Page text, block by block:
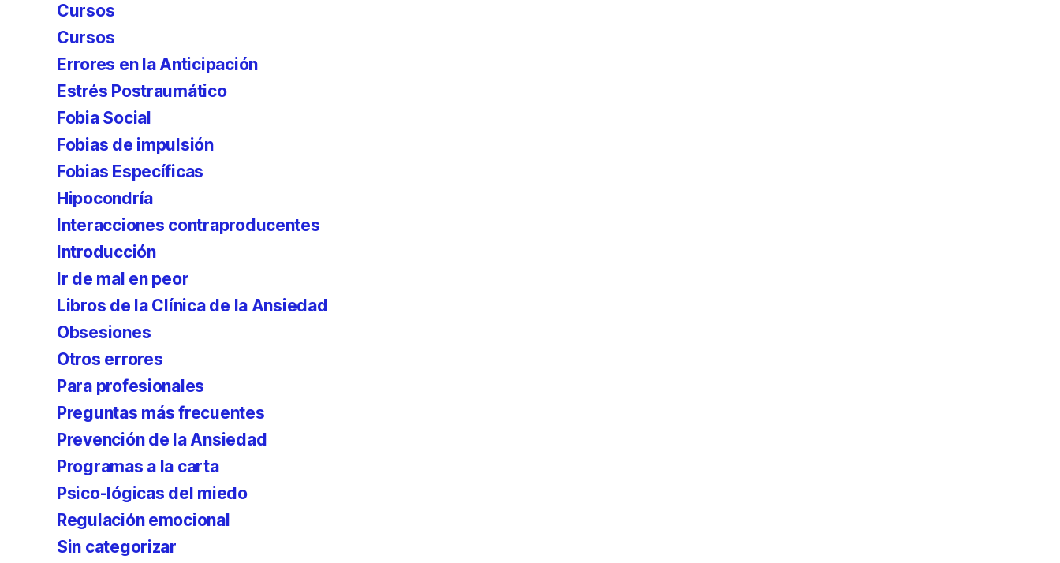
Cursos
Cursos
Errores en la Anticipación
Estrés Postraumático
Fobia Social
Fobias de impulsión
Fobias Específicas
Hipocondría
Interacciones contraproducentes
Introducción
Ir de mal en peor
Libros de la Clínica de la Ansiedad
Obsesiones
Otros errores
Para profesionales
Preguntas más frecuentes
Prevención de la Ansiedad
Programas a la carta
Psico-lógicas del miedo
Regulación emocional
Sin categorizar